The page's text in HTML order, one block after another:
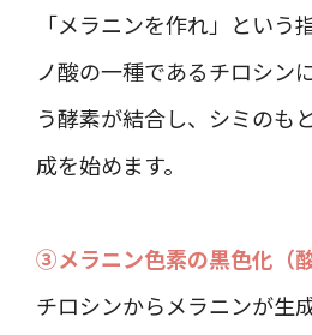
「メラニンを作れ」という
ノ酸の一種であるチロシン
う酵素が結合し、シミのも
成を始めます。
③メラニン色素の黒色化（酸
チロシンからメラニンが生